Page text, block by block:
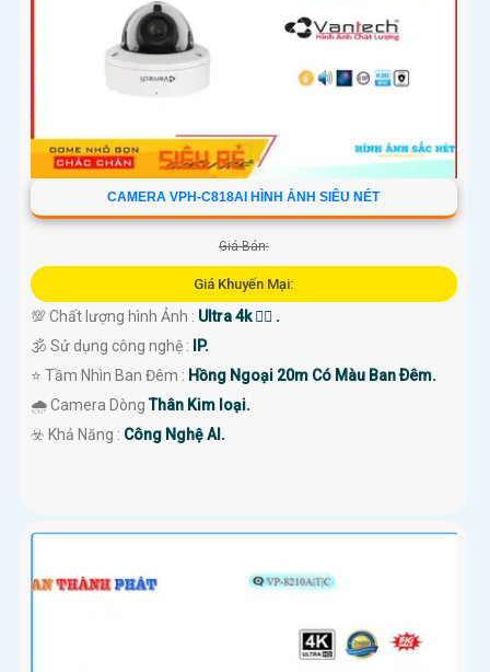
CAMERA VPH-C818AI HÌNH ẢNH SIÊU NÉT
Giá Bán:
Giá Khuyến Mại:
💯 Chất lượng hình Ảnh : Ultra 4k 👍🏾 .
🕉️ Sử dụng công nghệ :
IP.
⭐ Tầm Nhìn Ban Đêm : Hồng Ngoại 20m Có Màu Ban Ðêm.
🌧️ Camera DòngThân Kim loại.
️☣️ Khả Năng : Công Nghệ AI.